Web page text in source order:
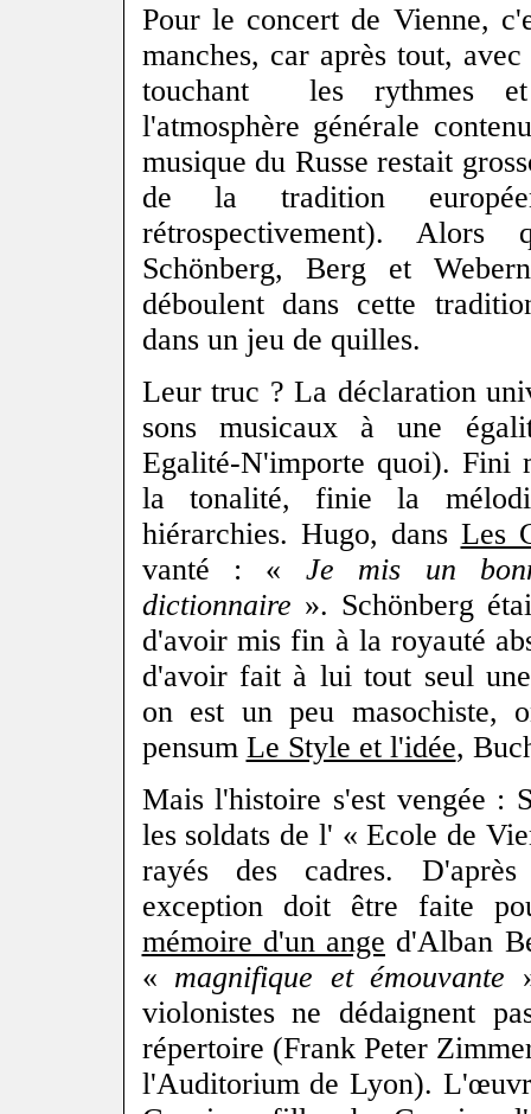
Pour le concert de Vienne,
manches, car après tout,
touchant les rythmes
l'atmosphère générale
musique du Russe restait
de la tradition
rétrospectivement).
Schönberg, Berg et
déboulent dans cette
dans un jeu de quilles.
Leur truc ? La déclaration
sons musicaux à une
Egalité-N'importe quoi). Fini
la tonalité, finie la
hiérarchies. Hugo, dans Les
vanté : « Je
mis un
dictionnaire ». Schönberg
d'avoir mis fin à la royauté
d'avoir fait à lui tout seul
on est un peu masochiste,
pensum Le Style et l'idée,
Mais l'histoire s'est vengée :
les soldats de l' « Ecole de
rayés des cadres.
exception doit être faite
mémoire d'un ange d'Alban
« magnifique et émouvante
violonistes ne dédaignent
répertoire (Frank Peter
l'Auditorium de Lyon).